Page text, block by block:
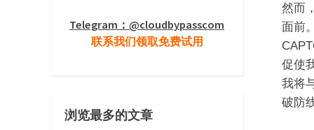
然而
面前
促使
我将
破防
Telegram：@cloudbypasscom
联系我们领取免费试用
浏览最多的文章